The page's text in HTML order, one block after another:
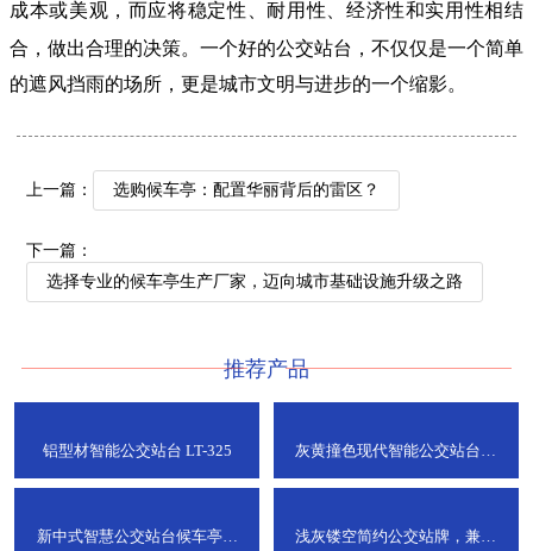
成本或美观，而应将稳定性、耐用性、经济性和实用性相结
合，做出合理的决策。一个好的公交站台，不仅仅是一个简单
的遮风挡雨的场所，更是城市文明与进步的一个缩影。
上一篇： 选购候车亭：配置华丽背后的雷区？
下一篇：
选择专业的候车亭生产厂家，迈向城市基础设施升级之路
推荐产品
铝型材智能公交站台 LT-325
灰黄撞色现代智能公交站台，
新中式智慧公交站台候车亭，
浅灰镂空简约公交站牌，兼具